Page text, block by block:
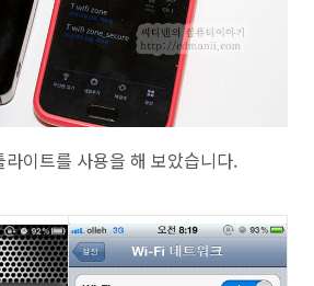
이트를 사용을 해 보았습니다.